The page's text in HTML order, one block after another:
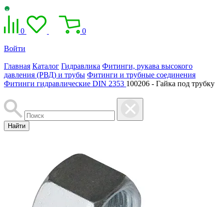
0 0
Войти
Главная Каталог Гидравлика Фитинги, рукава высокого
давления (РВД) и трубы Фитинги и трубные соединения
Фитинги гидравлические DIN 2353 100206 - Гайка под трубку
Найти